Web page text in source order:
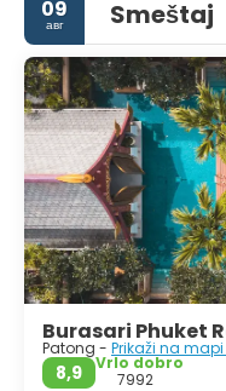
09
авг Smeštaj
Burasari Phuket
Patong - Prikaži na mapi
8,9
Vrlo dobro
7992